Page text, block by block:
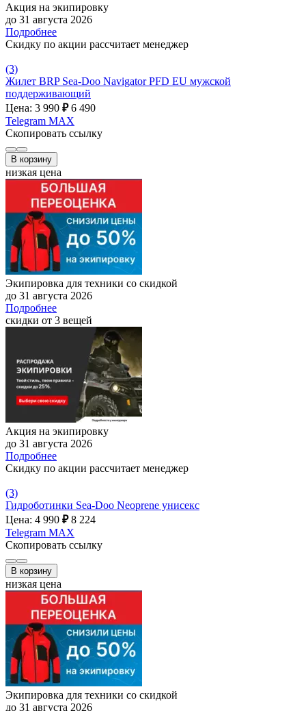
Акция на экипировку
до 31 августа 2026
Подробнее
Скидку по акции рассчитает менеджер
(3)
Жилет BRP Sea-Doo Navigator PFD EU мужской
поддерживающий
Цена: 3 990 ₽ 6 490
Telegram MAX
Скопировать ссылку
В корзину
низкая цена
Экипировка для техники со скидкой
до 31 августа 2026
Подробнее
скидки от 3 вещей
Акция на экипировку
до 31 августа 2026
Подробнее
Скидку по акции рассчитает менеджер
(3)
Гидроботинки Sea-Doo Neoprene унисекс
Цена: 4 990 ₽ 8 224
Telegram MAX
Скопировать ссылку
В корзину
низкая цена
Экипировка для техники со скидкой
до 31 августа 2026